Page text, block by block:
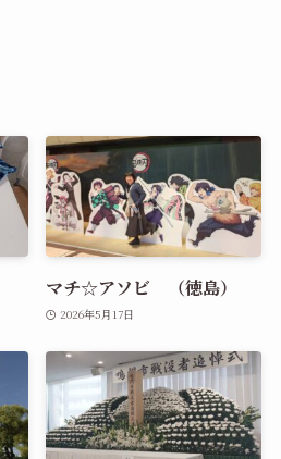
マチ☆アソビ （徳島）
2026年5月17日